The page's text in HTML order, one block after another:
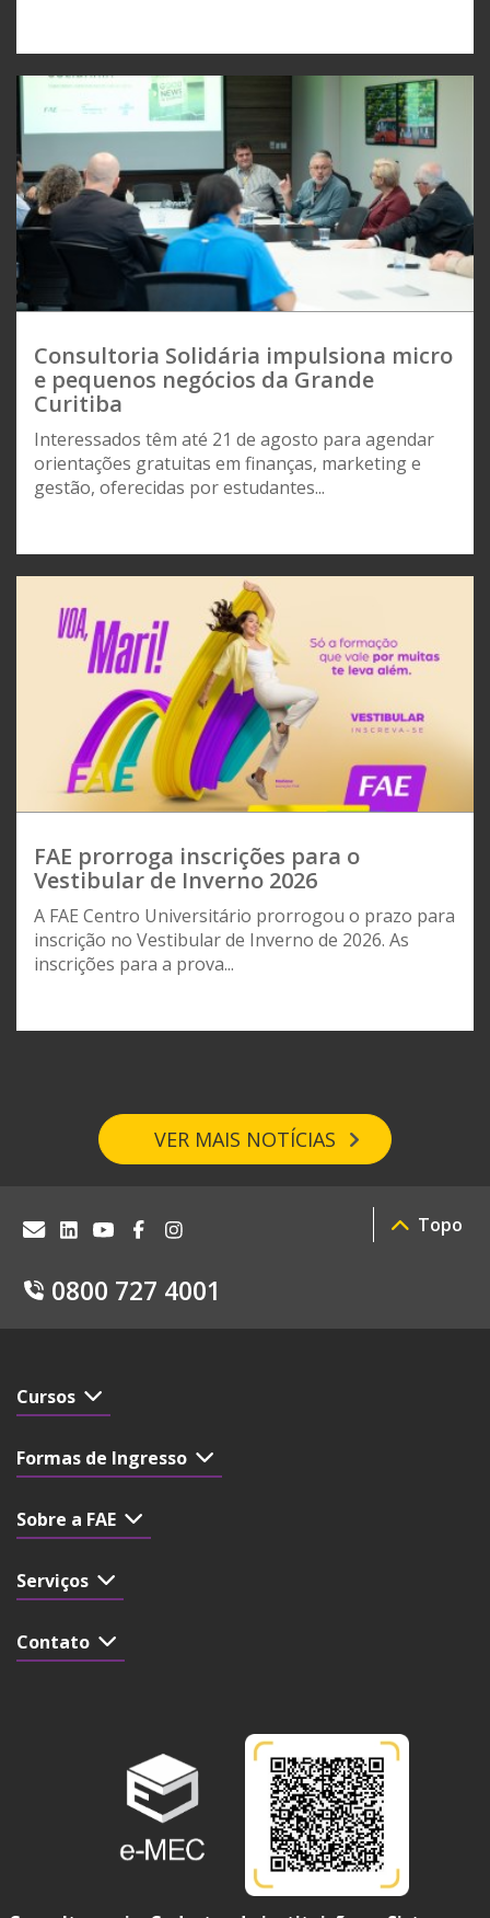
Consultoria Solidária impulsiona micro
e pequenos negócios da Grande
Curitiba
Interessados têm até 21 de agosto para agendar
orientações gratuitas em finanças, marketing e
gestão, oferecidas por estudantes...
FAE prorroga inscrições para o
Vestibular de Inverno 2026
A FAE Centro Universitário prorrogou o prazo para
inscrição no Vestibular de Inverno de 2026. As
inscrições para a prova...
VER MAIS NOTÍCIAS
0800 727 4001
Topo
Cursos
Formas de Ingresso
Sobre a FAE
Serviços
Contato